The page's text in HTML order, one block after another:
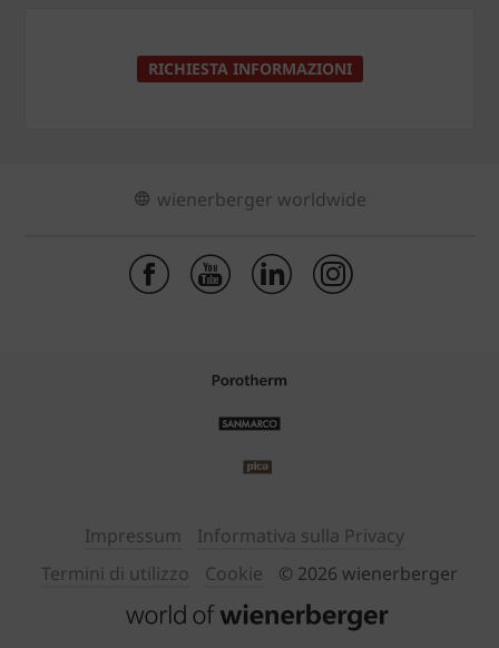
RICHIESTA INFORMAZIONI
wienerberger worldwide
Impressum
Informativa sulla Privacy
Termini di utilizzo
Cookie © 2026 wienerberger